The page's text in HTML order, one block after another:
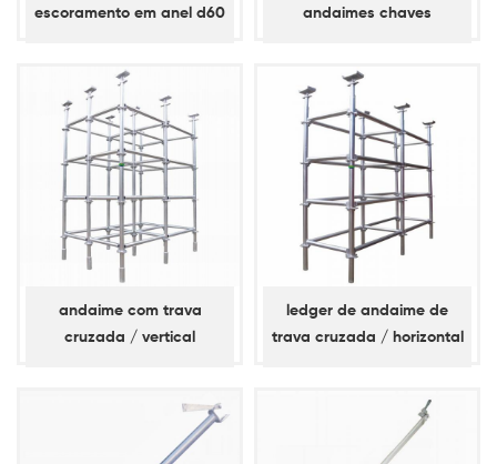
escoramento em anel d60
andaimes chaves
andaime com trava
cruzada / vertical
ledger de andaime de
trava cruzada / horizontal